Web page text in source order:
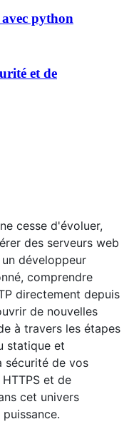
python
et de
cesse d'évoluer,
des serveurs web
développeur
comprendre
directement depuis
de nouvelles
à travers les étapes
statique et
sécurité de vos
et de
cet univers